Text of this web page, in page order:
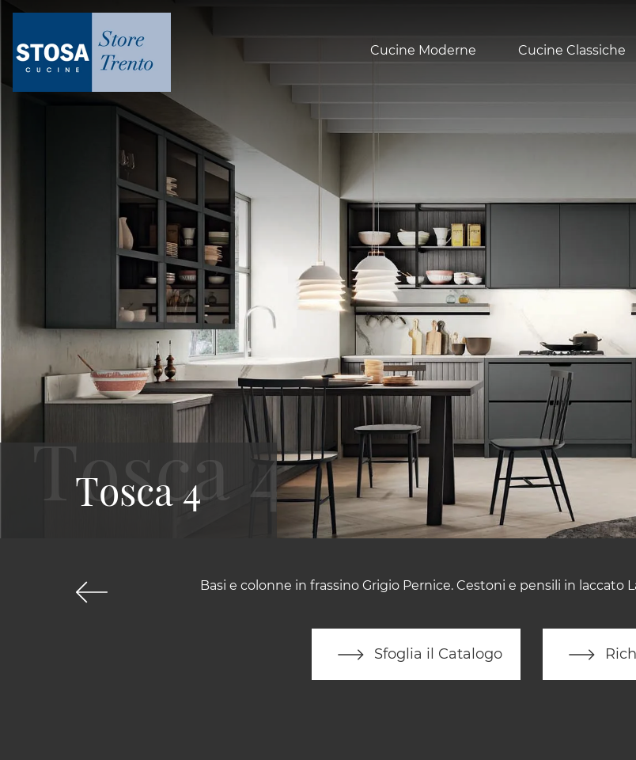
Cucine Moderne Cucine Classiche
Basi e colonne in frassino Grigio Pernice. Cestoni e pensili in laccato
Sfoglia il Catalogo
Tosca 4